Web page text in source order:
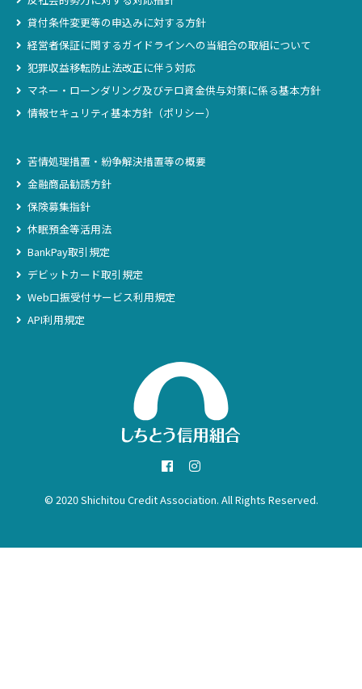
貸付条件変更等の申込みに対する方針
経営者保証に関するガイドラインへの当組合の取組について
犯罪収益移転防止法改正に伴う対応
マネー・ローンダリング及びテロ資金供与対策に係る基本方針
情報セキュリティ基本方針（ポリシー）
苦情処理措置・紛争解決措置等の概要
金融商品勧誘方針
保険募集指針
休眠預金等活用法
BankPay取引規定
デビットカード取引規定
Web口振受付サービス利用規定
API利用規定
© 2020Shichitou Credit Association. All Rights Reserved.